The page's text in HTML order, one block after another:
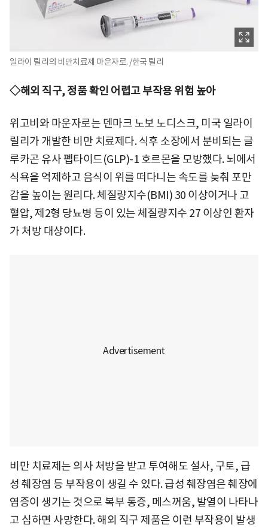
일라이 릴리의 비만치료제 마운자로. /한국 릴리
◇해외 직구, 정품 확인 어렵고 부작용 위험 높아
위고비와 마운자로는 덴마크 노보 노디스크, 미국 일라이
릴리가 개발한 비만 치료제다. 식후 소장에서 분비되는 글
루카곤 유사 펩타이드(GLP)-1 호르몬을 모방했다. 뇌에서
식욕을 억제하고 음식이 위를 떠다니는 속도를 늦춰 포만
감을 높이는 원리다. 체질량지수(BMI) 30 이상이거나 고
혈압, 제2형 당뇨병 등이 있는 체질량지수 27 이상인 환자
가 처방 대상이다.
비만 치료제는 의사 처방을 받고 투여해도 설사, 구토, 급
성 췌장염 등 부작용이 생길 수 있다. 급성 췌장염은 췌장에
염증이 생기는 것으로 복부 통증, 메스꺼움, 발열이 나타나
고 심하면 사망한다. 해외 직구 제품은 이런 부작용이 발생